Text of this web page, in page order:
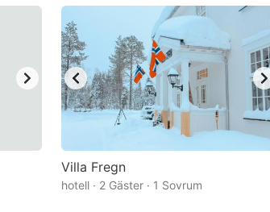
Villa Fregn
hotell · 2 Gäster · 1 Sovrum